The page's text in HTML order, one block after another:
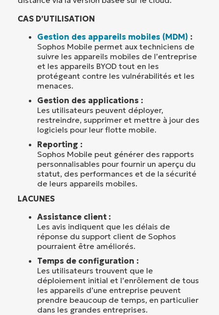
CAS D’UTILISATION
Gestion des appareils mobiles (MDM) :
Sophos Mobile permet aux techniciens de
suivre les appareils mobiles de l’entreprise
et les appareils BYOD tout en les
protégeant contre les vulnérabilités et les
menaces.
Gestion des applications :
Les utilisateurs peuvent déployer,
restreindre, supprimer et mettre à jour des
logiciels pour leur flotte mobile.
Reporting :
Sophos Mobile peut générer des rapports
personnalisables pour fournir un aperçu du
statut, des performances et de la sécurité
de leurs appareils mobiles.
LACUNES
Assistance client :
Les avis indiquent que les délais de
réponse du support client de Sophos
pourraient être améliorés.
Temps de configuration :
Les utilisateurs trouvent que le
déploiement initial et l’enrôlement de tous
les appareils d’une entreprise peuvent
prendre beaucoup de temps, en particulier
dans les grandes entreprises.